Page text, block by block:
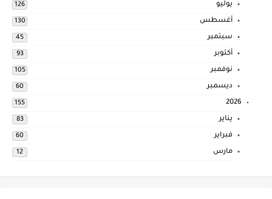
يوليو 126
أغسطس 130
سبتمبر 45
أكتوبر 93
نوفمبر 105
ديسمبر 60
2026
155
يناير 83
فبراير 60
مارس 12